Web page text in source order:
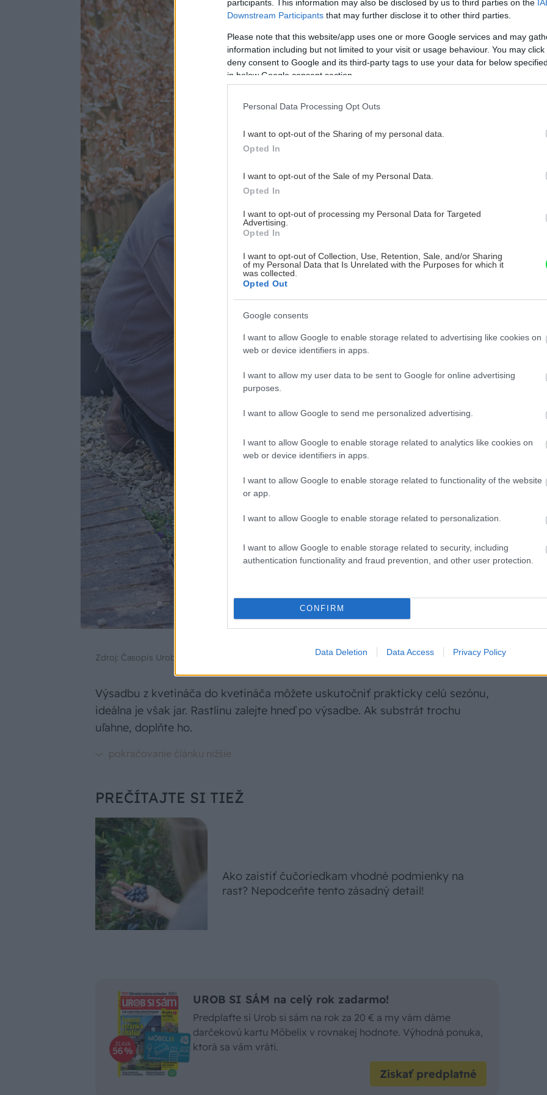
participants. This information may also be disclosed by us to third parties on the
Downstream Participants that may further disclose it to other third parties.
Please note that this website/app uses one or more Google services and may
information including but not limited to your visit or usage behaviour. You may
deny consent to Google and its third-party tags to use your data for below
in below Google consent section.
Personal Data Processing Opt Outs
I want to opt-out of the Sharing of my personal data.
Opted In
I want to opt-out of the Sale of my Personal Data.
Opted In
I want to opt-out of processing my Personal Data for Targeted
Advertising.
Opted In
I want to opt-out of Collection, Use, Retention, Sale, and/or Sharing
of my Personal Data that Is Unrelated with the Purposes for which it
was collected.
Opted Out
Google consents
I want to allow Google to enable storage related to advertising like cookies on
web or device identifiers in apps.
I want to allow my user data to be sent to Google for online advertising
purposes.
I want to allow Google to send me personalized advertising.
I want to allow Google to enable storage related to analytics like cookies on
web or device identifiers in apps.
I want to allow Google to enable storage related to functionality of the website
or app.
I want to allow Google to enable storage related to personalization.
I want to allow Google to enable storage related to security, including
authentication functionality and fraud prevention, and other user protection.
CONFIRM
Data Deletion Data Access Privacy Policy
Zdroj: Časopis Urob si sám
Výsadbu z kvetináča do kvetináča môžete uskutočniť prakticky celú sezónu,
ideálna je však jar. Rastlinu zalejte hneď po výsadbe. Ak substrát trochu
uľahne, doplňte ho.
PREČÍTAJTE SI TIEŽ
Ako zaistiť čučoriedkam vhodné podmienky na
rast? Nepodceňte tento zásadný detail!
UROB SI SÁM na celý rok zadarmo!
Predplaťte si Urob si sám na rok za 20 € a my vám dáme
darčekovú kartu Möbelix v rovnakej hodnote. Výhodná ponuka,
ktorá sa vám vráti.
Získať predplatné